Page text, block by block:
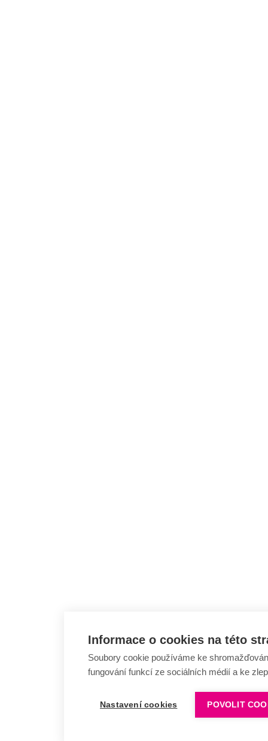
Informace o cookies na této
Soubory cookie používáme ke
fungování funkcí ze sociálních médií a ke
Nastavení cookies POVOLIT